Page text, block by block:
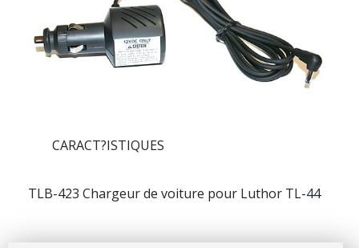
CARACT?ISTIQUES
TLB-423 Chargeur de voiture pour Luthor TL-44